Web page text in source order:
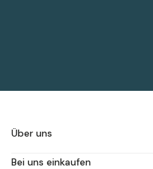
Über uns
Bei uns einkaufen